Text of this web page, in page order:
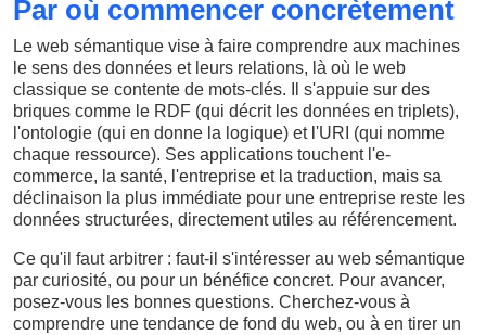
Par où commencer concrètement
Le web sémantique vise à faire comprendre aux machines
le sens des données et leurs relations, là où le web
classique se contente de mots-clés. Il s'appuie sur des
briques comme le RDF (qui décrit les données en triplets),
l'ontologie (qui en donne la logique) et l'URI (qui nomme
chaque ressource). Ses applications touchent l'e-
commerce, la santé, l'entreprise et la traduction, mais sa
déclinaison la plus immédiate pour une entreprise reste les
données structurées, directement utiles au référencement.
Ce qu'il faut arbitrer : faut-il s'intéresser au web sémantique
par curiosité, ou pour un bénéfice concret. Pour avancer,
posez-vous les bonnes questions. Cherchez-vous à
comprendre une tendance de fond du web, ou à en tirer un